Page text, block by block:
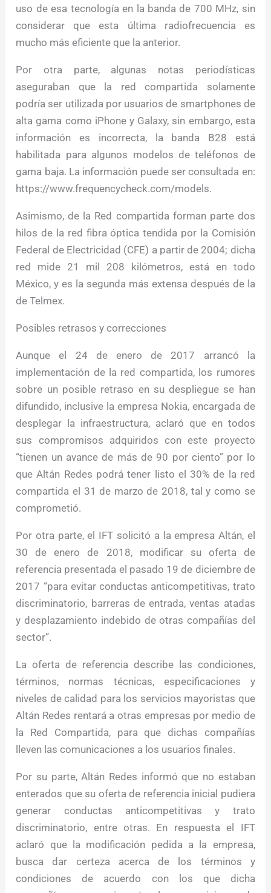
uso de esa tecnología en la banda de 700 MHz, sin
considerar que esta última radiofrecuencia es
mucho más eficiente que la anterior.
Por otra parte, algunas notas periodísticas
aseguraban que la red compartida solamente
podría ser utilizada por usuarios de smartphones de
alta gama como iPhone y Galaxy, sin embargo, esta
información es incorrecta, la banda B28 está
habilitada para algunos modelos de teléfonos de
gama baja. La información puede ser consultada en:
https://www.frequencycheck.com/models.
Asimismo, de la Red compartida forman parte dos
hilos de la red fibra óptica tendida por la Comisión
Federal de Electricidad (CFE) a partir de 2004; dicha
red mide 21 mil 208 kilómetros, está en todo
México, y es la segunda más extensa después de la
de Telmex.
Posibles retrasos y correcciones
Aunque el 24 de enero de 2017 arrancó la
implementación de la red compartida, los rumores
sobre un posible retraso en su despliegue se han
difundido, inclusive la empresa Nokia, encargada de
desplegar la infraestructura, aclaró que en todos
sus compromisos adquiridos con este proyecto
“tienen un avance de más de 90 por ciento” por lo
que Altán Redes podrá tener listo el 30% de la red
compartida el 31 de marzo de 2018, tal y como se
comprometió.
Por otra parte, el IFT solicitó a la empresa Altán, el
30 de enero de 2018, modificar su oferta de
referencia presentada el pasado 19 de diciembre de
2017 “para evitar conductas anticompetitivas, trato
discriminatorio, barreras de entrada, ventas atadas
y desplazamiento indebido de otras compañías del
sector”.
La oferta de referencia describe las condiciones,
términos, normas técnicas, especificaciones y
niveles de calidad para los servicios mayoristas que
Altán Redes rentará a otras empresas por medio de
la Red Compartida, para que dichas compañías
lleven las comunicaciones a los usuarios finales.
Por su parte, Altán Redes informó que no estaban
enterados que su oferta de referencia inicial pudiera
generar conductas anticompetitivas y trato
discriminatorio, entre otras. En respuesta el IFT
aclaró que la modificación pedida a la empresa,
busca dar certeza acerca de los términos y
condiciones de acuerdo con los que dicha